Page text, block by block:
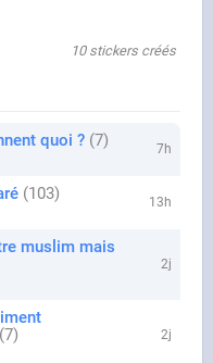
10 stickers créés
quoi ? 7 7h
103 13h
muslim mais
2j
7 2j